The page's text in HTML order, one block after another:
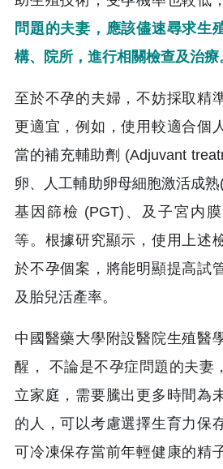
問題的夫妻，應該儘速尋求生
構、院所，進行相關檢查及治療
至於不孕的夫婦，不妨採取精
更適宜，例如，使用較適合個
當的補充輔助劑 (Adjuvant
卵、人工輔助卵母細胞激活成
基因篩檢 (PGT)、及子宮内
等。根據研究顯示，使用上述
於不孕個案，將能明顯提高試
及胎兒活產率。
中國醫藥大學附設醫院生殖醫
醒， 不論是不孕症問題的夫妻
立家庭，需要騰出更多時間為
的人，可以考慮選擇生育力保
可冷凍保存當前年輕健康的精